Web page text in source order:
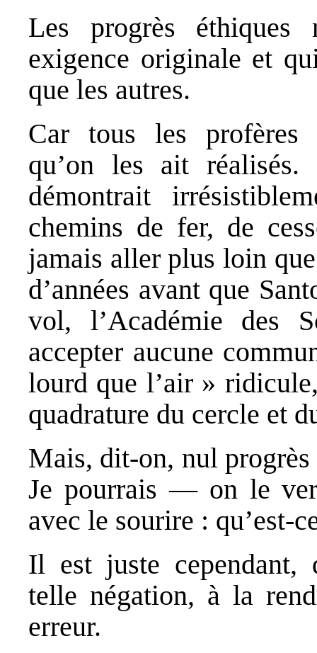
Les progrès
exigence originale et
que les autres.
Car tous les profères
qu’on les ait
démontrait
chemins de fer, de
jamais aller plus loin
d’années avant que
vol, l’Académie des
accepter aucune
lourd que l’air »
quadrature du cercle et
Mais, dit-on, nul progrès
Je pourrais — on le
avec le sourire : qu’est-
Il est juste cependant,
telle négation, à la
erreur.